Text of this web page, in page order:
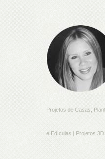
Projetos de Casas,
e Edículas | Projetos